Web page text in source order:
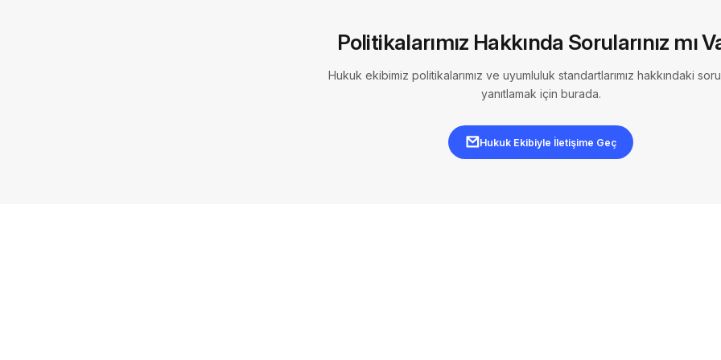
Politikalarımız Hakkında Sorularınız mı
Hukuk ekibimiz politikalarımız ve uyumluluk standartlarımız hakkındaki
yanıtlamak için burada.
Hukuk Ekibiyle İletişime Geç